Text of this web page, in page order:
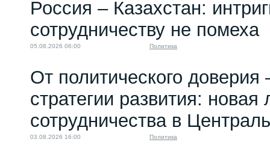
Россия – Казахстан:
сотрудничеству не помеха
05.08.2026 06:00 Политика
От политического
стратегии развития: новая
сотрудничества в
03.08.2026 16:00 Политика